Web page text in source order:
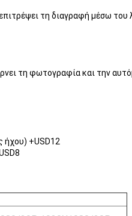
τη διαγραφή μέσω του
τη φωτογραφία και την
ήχου) +USD12